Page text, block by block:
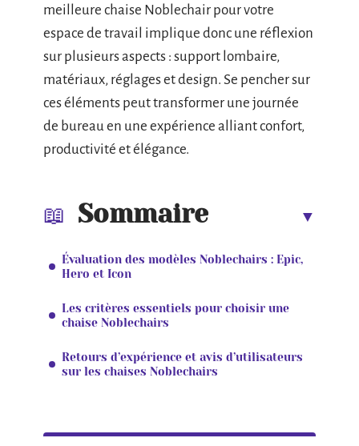
meilleure chaise Noblechair pour votre
espace de travail implique donc une réflexion
sur plusieurs aspects : support lombaire,
matériaux, réglages et design. Se pencher sur
ces éléments peut transformer une journée
de bureau en une expérience alliant confort,
productivité et élégance.
Sommaire
Évaluation des modèles Noblechairs : Epic,
Hero et Icon
Les critères essentiels pour choisir une
chaise Noblechairs
Retours d’expérience et avis d’utilisateurs
sur les chaises Noblechairs